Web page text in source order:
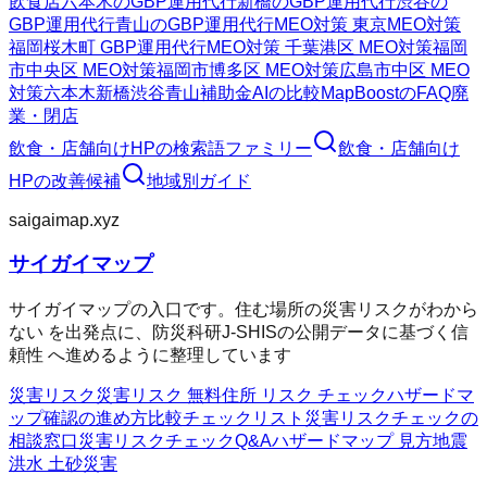
GBP運用代行青山のGBP運用代行MEO対策 東京MEO対策
福岡桜木町 GBP運用代行MEO対策 千葉港区 MEO対策福岡
市中央区 MEO対策福岡市博多区 MEO対策広島市中区 MEO
対策六本木新橋渋谷青山補助金AIの比較MapBoostのFAQ廃
業・閉店
飲食・店舗向けHPの検索語ファミリー
飲食・店舗向け
HPの改善候補 地域別ガイド
saigaimap.xyz
サイガイマップ
サイガイマップの入口です。住む場所の災害リスクがわから
ない を出発点に、防災科研J-SHISの公開データに基づく信
頼性 へ進めるように整理しています
災害リスク災害リスク 無料住所 リスク チェックハザードマ
ップ確認の進め方比較チェックリスト 災害リスクチェックの
相談窓口災害リスクチェックQ&Aハザードマップ 見方地震
洪水 土砂災害